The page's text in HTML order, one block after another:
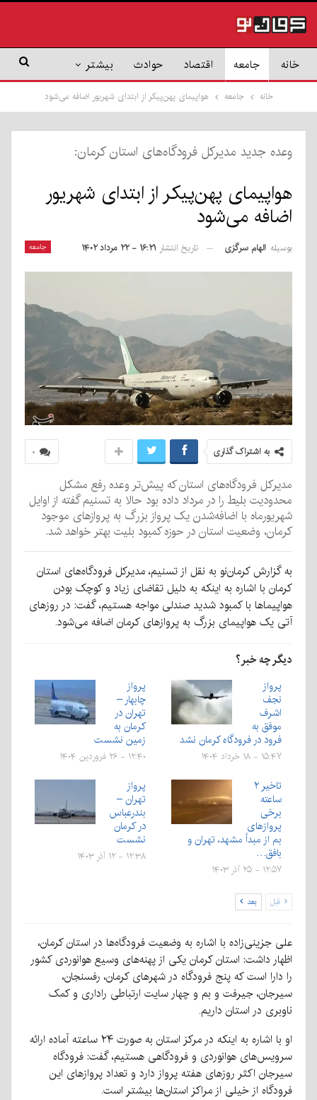
خانه جامعه اقتصاد حوادث بیشتر
خانه جامعه هواپیمای پهن‌پیکر از ابتدای شهریور اضافه می‌شود
وعده جدید مدیرکل فرودگاه‌های استان کرمان:
هواپیمای پهن‌پیکر از ابتدای شهریور
اضافه می‌شود
جامعه بوسیله الهام سرگزی تاریخ انتشار ۱۶:۲۱ - ۲۲ مرداد ۱۴۰۲
۰ به اشتراک گذاری
مدیرکل فرودگاه‌های استان که پیش‌تر وعده رفع مشکل
محدودیت بلیط را در مرداد داده بود حالا به تسنیم گفته از اوایل
شهریورماه با اضافه‌شدن یک پرواز بزرگ به پروازهای موجود
کرمان، وضعیت استان در حوزه کمبود بلیت بهتر خواهد شد.
به گزارش کرمان‌نو به نقل از تسنیم، مدیرکل فرودگاه‌های استان
کرمان با اشاره به اینکه به دلیل تقاضای زیاد و کوچک بودن
هواپیماها با کمبود شدید صندلی مواجه هستیم، گفت: در روزهای
آتی یک هواپیمای بزرگ به پروازهای کرمان اضافه می‌شود.
دیگر چه خبر؟
پرواز
نجف
اشرف
موفق به
فرود در فرودگاه کرمان نشد
۱۵:۴۷ - ۱۸ خرداد ۱۴۰۴
پرواز
چابهار –
تهران در
کرمان به
زمین نشست
۱۲:۴۰ - ۲۶ فروردین ۱۴۰۴
تاخیر ۲
ساعته
برخی
پروازهای
بم از مبدأ مشهد، تهران و
بافق…
۱۲:۵۷ - ۲۵ آذر ۱۴۰۳
پرواز
تهران –
بندرعباس
در کرمان
نشست
۱۲:۳۸ - ۱۲ آذر ۱۴۰۳
قبل بعد
علی جزینی‌زاده با اشاره به وضعیت فرودگاه‌ها در استان کرمان،
اظهار داشت: استان کرمان یکی از پهنه‌های وسیع هوانوردی کشور
را دارا است که پنج فرودگاه در شهرهای کرمان، رفسنجان،
سیرجان، جیرفت و بم و چهار سایت ارتباطی راداری و کمک
ناوبری در استان داریم.
او با اشاره به اینکه در مرکز استان به صورت ۲۴ ساعته آماده ارائه
سرویس‌های هوانوردی و فرودگاهی هستیم، گفت: فرودگاه
سیرجان اکثر روزهای هفته پرواز دارد و تعداد پروازهای این
فرودگاه از خیلی از مراکز استان‌ها بیشتر است.